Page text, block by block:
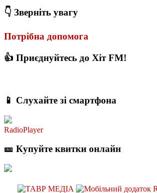
👇 Зверніть увагу
Потрібна допомога
👍 Приєднуйтесь до Хіт FM!
📱 Слухайте зі смартфона
RadioPlayer
🎫 Купуйте квитки онлайн